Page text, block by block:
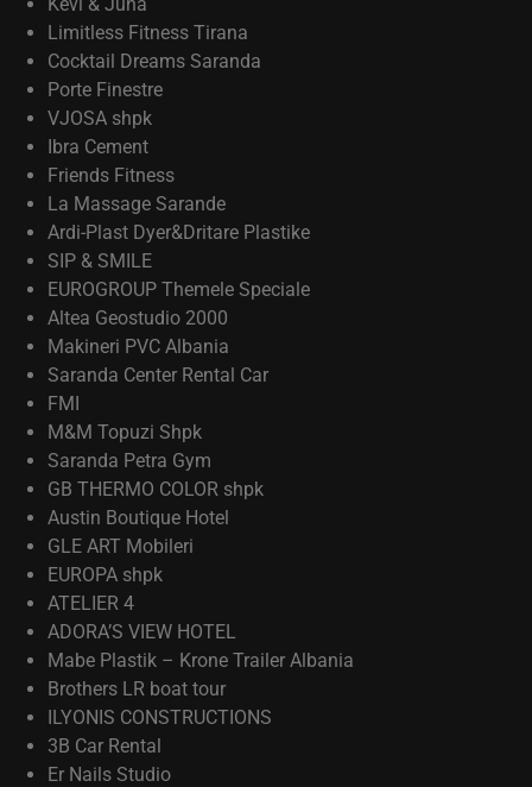
Limitless Fitness Tirana
Cocktail Dreams Saranda
Porte Finestre
VJOSA shpk
Ibra Cement
Friends Fitness
La Massage Sarande
Ardi-Plast Dyer&Dritare Plastike
SIP & SMILE
EUROGROUP Themele Speciale
Altea Geostudio 2000
Makineri PVC Albania
Saranda Center Rental Car
FMI
M&M Topuzi Shpk
Saranda Petra Gym
GB THERMO COLOR shpk
Austin Boutique Hotel
GLE ART Mobileri
EUROPA shpk
ATELIER 4
ADORA’S VIEW HOTEL
Mabe Plastik – Krone Trailer Albania
Brothers LR boat tour
ILYONIS CONSTRUCTIONS
3B Car Rental
Er Nails Studio